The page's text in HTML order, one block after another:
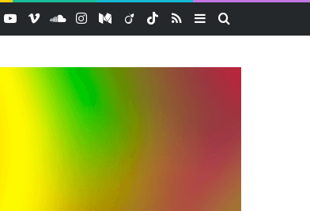
Flickr YouTube
VimeoSoundCloud
InstagramMedium
ViadeoTikTok
RSS Sidebar (barre